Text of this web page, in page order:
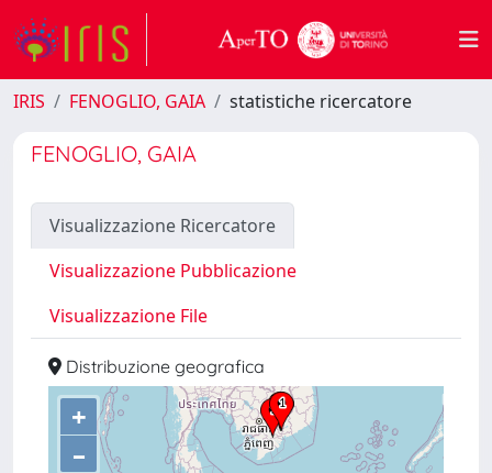
IRIS FENOGLIO, GAIA statistiche ricercatore
FENOGLIO, GAIA
Visualizzazione Ricercatore
Visualizzazione Pubblicazione
Visualizzazione File
Distribuzione geografica
+
–